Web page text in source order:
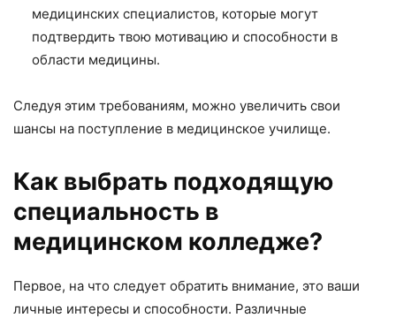
медицинских специалистов, которые могут
подтвердить твою мотивацию и способности в
области медицины.
Следуя этим требованиям, можно увеличить свои
шансы на поступление в медицинское училище.
Как выбрать подходящую
специальность в
медицинском колледже?
Первое, на что следует обратить внимание, это ваши
личные интересы и способности. Различные